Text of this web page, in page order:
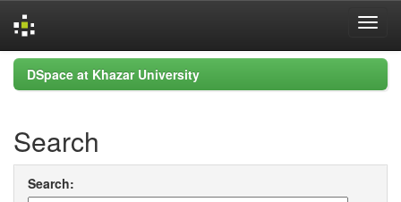
Skip
navigation
DSpace at Khazar University
Search
Search: